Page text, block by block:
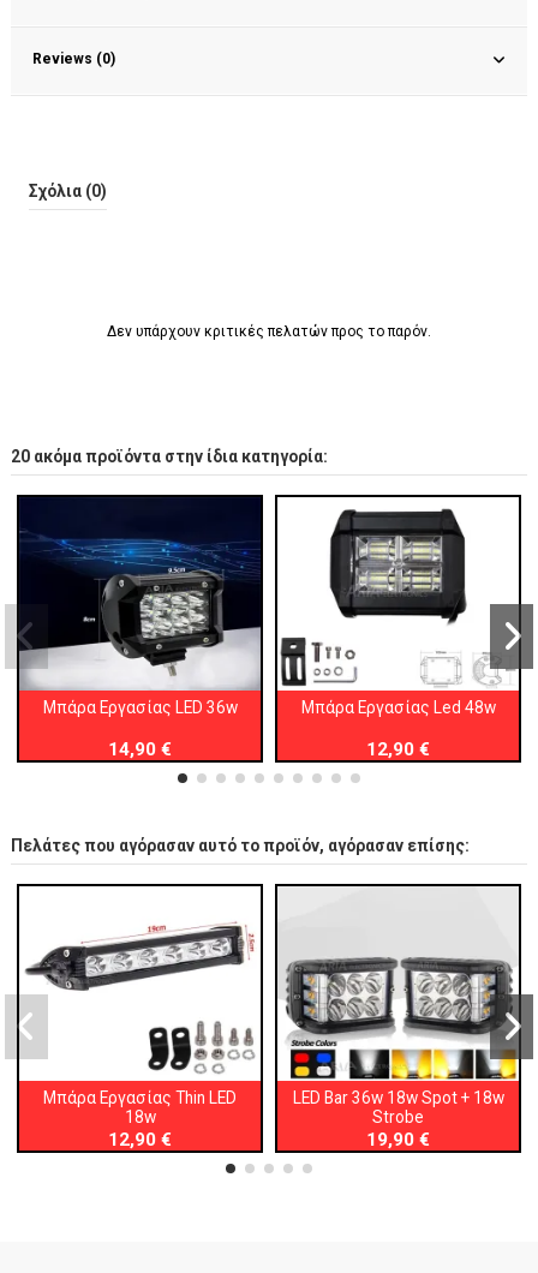
Reviews (0)
Σχόλια (0)
Δεν υπάρχουν κριτικές πελατών προς το παρόν.
20 ακόμα προϊόντα στην ίδια κατηγορία:
Μπάρα Εργασίας LED 36w
14,90 €
Μπάρα Εργασίας Led 48w
12,90 €
Πελάτες που αγόρασαν αυτό το προϊόν, αγόρασαν επίσης:
Μπάρα Εργασίας Thin LED
18w
12,90 €
LED Bar 36w 18w Spot + 18w
Strobe
19,90 €